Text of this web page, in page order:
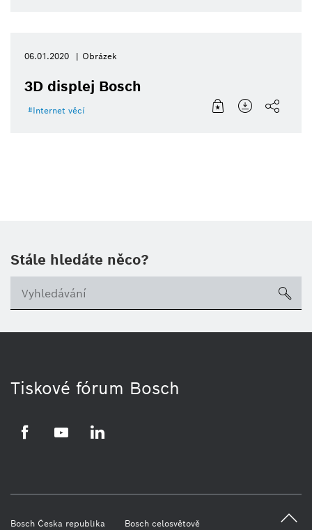
06.01.2020 Obrázek
3D displej Bosch
Internet věcí
Stále hledáte něco?
Tiskové fórum Bosch
Bosch Česka republika Bosch celosvětově